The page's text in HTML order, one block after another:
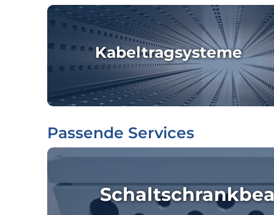
Kabeltragsysteme
Passende Services